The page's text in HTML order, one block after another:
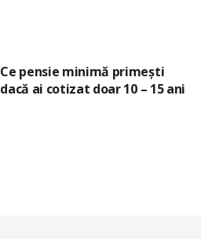
Ce pensie minimă primești
dacă ai cotizat doar 10 – 15 ani